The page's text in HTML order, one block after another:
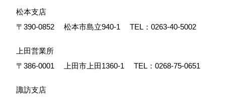
松本支店
〒390-0852
松本市島立940-1 TEL： 0263-40-5002
上田営業所
〒386-0001
上田市上田1360-1 TEL： 0268-75-0651
諏訪支店